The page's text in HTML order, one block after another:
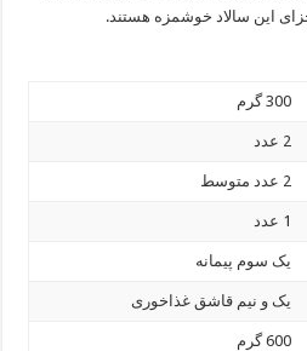
این سالاد خوشمزه هستند.
300 گرم
2 عدد
2 عدد متوسط
1 عدد
یک سوم پیمانه
یک و نیم قاشق غذاخوری
600 گرم